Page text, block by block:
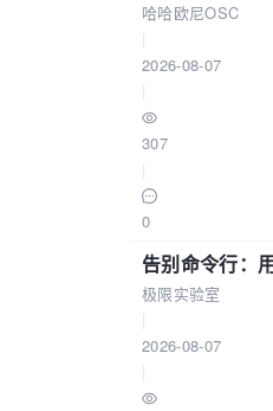
哈哈欧尼OSC
2026-08-07
307
0
告别命令行：
极限实验室
2026-08-07